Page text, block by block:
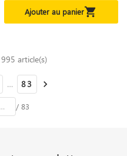
Ajouter au panier
article(s)
… 83 
/ 83